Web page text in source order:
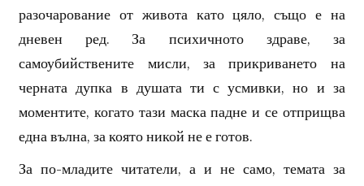
разочарование от живота като цяло, също е на
дневен ред. За психичното здраве, за
самоубийствените мисли, за прикриването на
черната дупка в душата ти с усмивки, но и за
моментите, когато тази маска падне и се отприщва
една вълна, за която никой не е готов.
За по-младите читатели, а и не само, темата за